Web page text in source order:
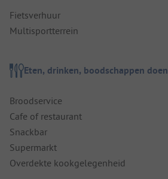
Fietsverhuur
Multisportterrein
Eten, drinken, boodschappen doen
Broodservice
Cafe of restaurant
Snackbar
Supermarkt
Overdekte kookgelegenheid